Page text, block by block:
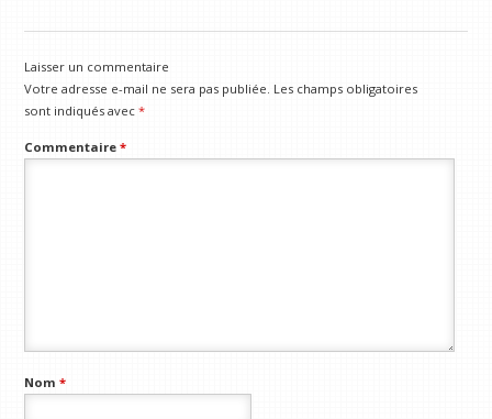
Laisser un commentaire
Votre adresse e-mail ne sera pas publiée. Les champs obligatoires
sont indiqués avec*
Commentaire*
Nom*